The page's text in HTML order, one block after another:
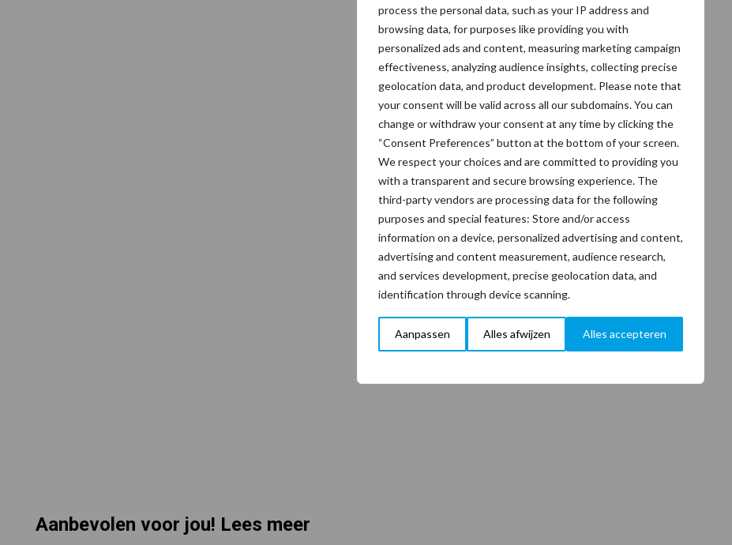
process the personal data, such as your IP address and
browsing data, for purposes like providing you with
personalized ads and content, measuring marketing campaign
effectiveness, analyzing audience insights, collecting precise
geolocation data, and product development. Please note that
your consent will be valid across all our subdomains. You can
change or withdraw your consent at any time by clicking the
“Consent Preferences” button at the bottom of your screen.
We respect your choices and are committed to providing you
with a transparent and secure browsing experience. The
third-party vendors are processing data for the following
purposes and special features: Store and/or access
information on a device, personalized advertising and content,
advertising and content measurement, audience research,
and services development, precise geolocation data, and
identification through device scanning.
Aanpassen Alles afwijzen Alles accepteren
Aanbevolen voor jou! Lees meer